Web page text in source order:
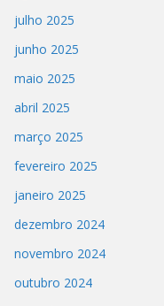
julho 2025
junho 2025
maio 2025
abril 2025
março 2025
fevereiro 2025
janeiro 2025
dezembro 2024
novembro 2024
outubro 2024